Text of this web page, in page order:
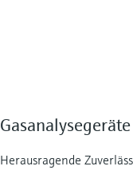
Herausragende